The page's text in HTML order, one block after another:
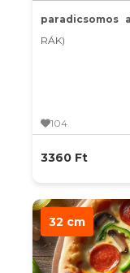
paradicsomos
RÁK)
104
3360 Ft
32 cm